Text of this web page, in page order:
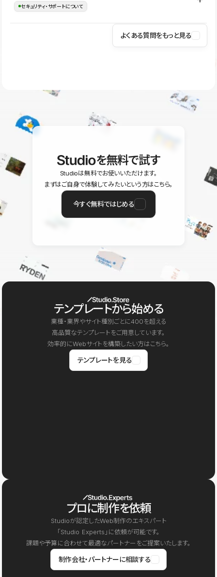
す。
の暗号化、データ保護、アクセス管理、脆弱性対策など、複数の観
はSSL/TLSによる通信暗号化に対応しており、悪質なスクリプトの
セキュリティ・サポートについて
操作方法や機能については、ヘルプセンターでご確認いただけま
ユーザー同士で質問・相談できるコミュニティもご利用ください。
よくある質問をもっと見る
を無料で試す
Studioは無料でお使いいただけます。
まずはご自身で体験してみたいという方はこちら。
今すぐ無料ではじめる
テンプレートから始める
業種・業界やサイト種別ごとに400を超える
高品質なテンプレートをご用意しています。
効率的にWebサイトを構築したい方はこちら。
テンプレートを見る
プロに制作を依頼
Studioが認定したWeb制作のエキスパート
「Studio Experts」に依頼が可能です。
課題や予算に合わせて最適なパートナーをご提案いたします。
制作会社・パートナーに相談する